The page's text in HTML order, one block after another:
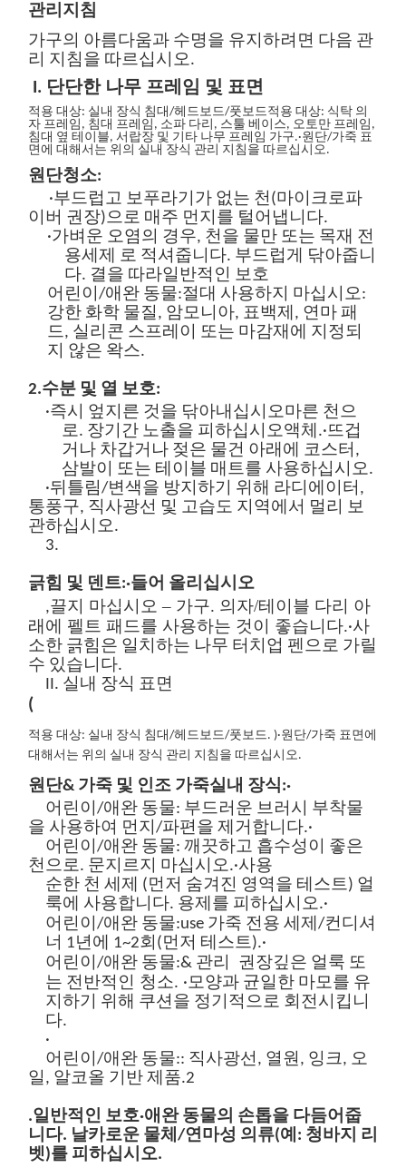
관리 지침
가구의 아름다움과 수명을 유지하려면 다음 관
리 지침을 따르십시오.
I. 단단한 나무 프레임 및 표면
적용 대상: 실내 장식 침대/헤드보드/풋보드적용 대상: 식탁 의
자 프레임 , 침대 프레임, 소파 다리, 스툴 베이스, 오토만 프레임 ,
침대 옆 테이블, 서랍장 및 기타 나무 프레임 가구.·원단/가죽 표
면에 대해서는 위의 실내 장식 관리 지침을 따르십시오.
원단청소:
·부드럽고 보푸라기가 없는 천(마이크로파
이버 권장)으로 매주 먼지를 털어냅니다.
·가벼운 오염의 경우, 천을 물만 또는 목재 전
용세제
로 적셔줍니다. 부드럽게 닦아줍니
다. 결을 따라일반적인 보호
어린이/애완 동물:절대 사용하지 마십시오:
강한 화학 물질, 암모니아, 표백제, 연마 패
드, 실리콘 스프레이 또는 마감재에 지정되
지 않은 왁스.
2.수분 및 열 보호:
·즉시 엎지른 것을 닦아내십시오마른 천으
로. 장기간 노출을 피하십시오액체.·뜨겁
거나 차갑거나 젖은 물건 아래에 코스터,
삼발이 또는 테이블 매트를 사용하십시오.
·뒤틀림/변색을 방지하기 위해 라디에이터,
통풍구, 직사광선 및 고습도 지역에서 멀리 보
관하십시오.
3.
긁힘 및 덴트:·들어 올리십시오
,끌지 마십시오 – 가구. 의자/테이블 다리 아
래에 펠트 패드를 사용하는 것이 좋습니다.·사
소한 긁힘은 일치하는 나무 터치업 펜으로 가릴
수 있습니다.
II. 실내 장식 표면
(
적용 대상: 실내 장식 침대/헤드보드/풋보드. )·원단/가죽 표면에
대해서는 위의 실내 장식 관리 지침을 따르십시오.
원단& 가죽 및 인조 가죽실내 장식:·
어린이/애완 동물: 부드러운 브러시 부착물
을 사용하여 먼지/파편을 제거합니다.·
어린이/애완 동물: 깨끗하고 흡수성이 좋은
천으로. 문지르지 마십시오.·사용
순한 천 세제
(먼저 숨겨진 영역을 테스트) 얼
룩에 사용합니다. 용제를 피하십시오.·
어린이/애완 동물:use 가죽 전용 세제/컨디셔
너 1년에 1~2회(먼저 테스트).·
어린이/애완 동물:& 관리 권장깊은 얼룩 또
는 전반적인 청소. ·모양과 균일한 마모를 유
지하기 위해 쿠션을 정기적으로 회전시킵니
다.
·
어린이/애완 동물:: 직사광선, 열원, 잉크, 오
일, 알코올 기반 제품.2
.일반적인 보호·애완 동물의 손톱을 다듬어줍
니다. 날카로운 물체/연마성 의류(예: 청바지 리
벳)를 피하십시오.